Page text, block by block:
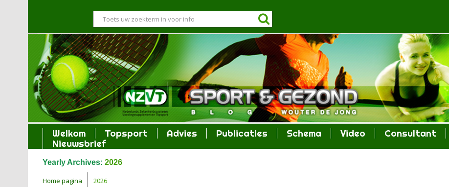
Welkom Topsport Advies Publicaties Schema Video Consultant
Nieuwsbrief
Yearly Archives: 2026
Home pagina 2026